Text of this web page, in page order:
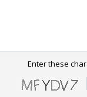
Enter these